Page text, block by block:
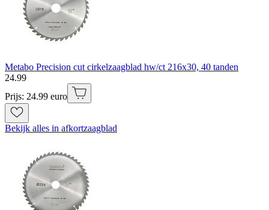
Metabo Precision cut cirkelzaagblad hw/ct 216x30, 40 tanden
24.99
Prijs: 24.99 euro
Bekijk alles in afkortzaagblad